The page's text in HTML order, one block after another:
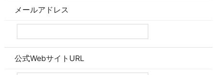
メールアドレス
公式WebサイトURL